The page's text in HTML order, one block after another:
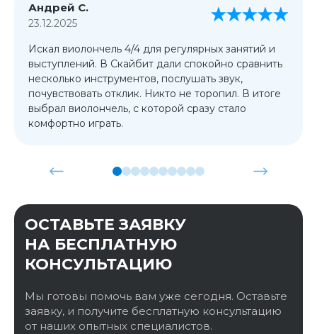
Андрей С.
23.12.2025
Искал виолончель 4/4 для регулярных занятий и
выступлений. В Скайбит дали спокойно сравнить
несколько инструментов, послушать звук,
почувствовать отклик. Никто не торопил. В итоге
выбрал виолончель, с которой сразу стало
комфортно играть.
ОСТАВЬТЕ ЗАЯВКУ
НА БЕСПЛАТНУЮ
КОНСУЛЬТАЦИЮ
Мы готовы помочь вам уже сегодня. Оставьте
заявку, и получите бесплатную консультацию
от наших опытных специалистов.